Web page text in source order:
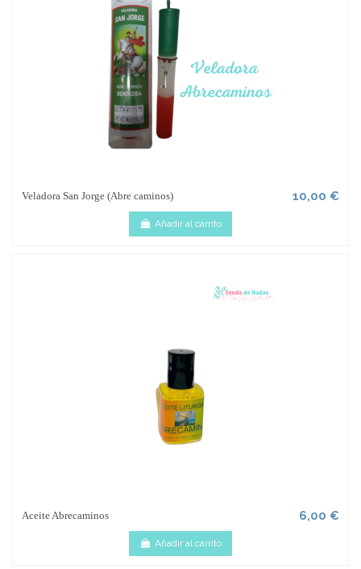
Veladora San Jorge (Abre caminos) 10,00 €
Añadir al carrito
Aceite Abrecaminos 6,00 €
Añadir al carrito